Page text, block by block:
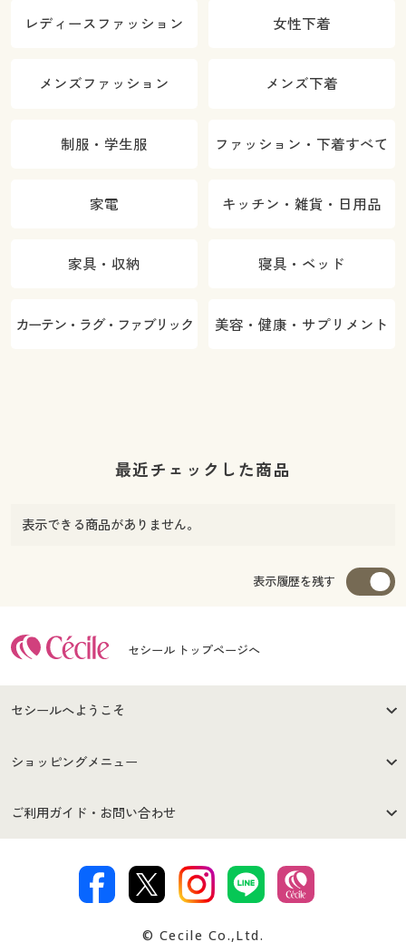
レディースファッション 女性下着
メンズファッション メンズ下着
制服・学生服 ファッション・下着すべて
家電 キッチン・雑貨・日用品
家具・収納 寝具・ベッド
カーテン・ラグ・ファブリック 美容・健康・サプリメント
最近チェックした商品
表示できる商品がありません。
表示履歴を残す
セシール トップページへ
セシールへようこそ
はじめての方へ
セシールご利用規約
著作権・商標について 会社案内
ショッピングメニュー
商品カテゴリ
ご利用ガイド・お問い合わせ
交換・返品は
お支払は
© Cecile Co.,Ltd.